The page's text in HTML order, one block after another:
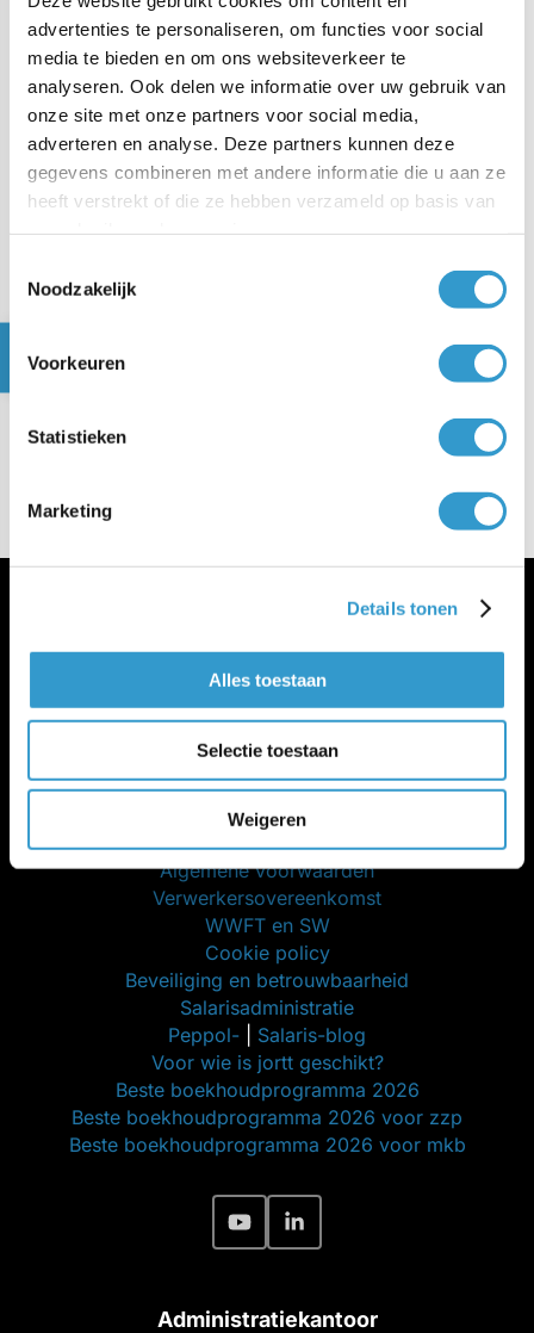
advertenties te personaliseren, om functies voor social
media te bieden en om ons websiteverkeer te
analyseren. Ook delen we informatie over uw gebruik van
onze site met onze partners voor social media,
adverteren en analyse. Deze partners kunnen deze
gegevens combineren met andere informatie die u aan ze
heeft verstrekt of die ze hebben verzameld op basis van
Noodzakelijk
Voorkeuren
Statistieken
Marketing
Details tonen
Alles toestaan
Selectie toestaan
Weigeren
Waarvoor heeft je
werknemer een jaaropgaaf
nodig?
Voor welke werknemers is er
een jaaropgaaf beschikbaar
in jortt?
Meer jortt
Inloggen bij jortt
Changelog
Gratis cursus boekhouden
jortt is privacyvriendelijk
Algemene voorwaarden
Verwerkersovereenkomst
WWFT en SW
Cookie policy
Beveiliging en betrouwbaarheid
Salarisadministratie
Peppol-
Salaris-blog
Voor wie is jortt geschikt?
Beste boekhoudprogramma 2026
Beste boekhoudprogramma 2026 voor zzp
Beste boekhoudprogramma 2026 voor mkb
Administratiekantoor